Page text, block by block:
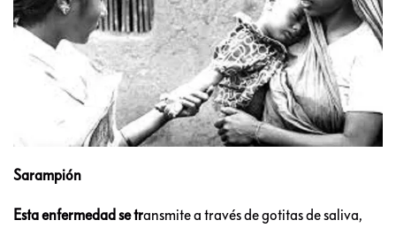
Sarampión
Esta enfermedad se transmite a través de gotitas de saliva,